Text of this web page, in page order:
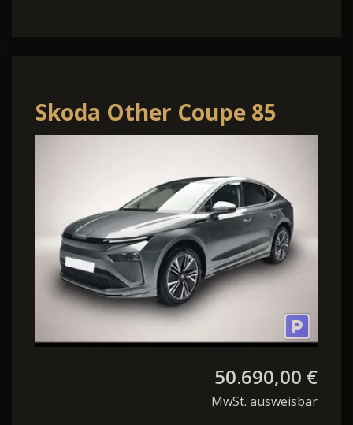
Skoda Other Coupe 85
Selection 82KWH AHK
50.690,00 €
MwSt. ausweisbar